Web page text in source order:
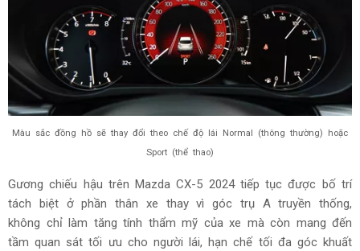
Màu sắc đồng hồ sẽ thay đổi theo chế độ lái Normal (thông thường) hoặc
Sport (thể thao)
Gương chiếu hậu trên Mazda CX-5 2024 tiếp tục được bố trí
tách biệt ở phần thân xe thay vì góc trụ A truyền thống,
không chỉ làm tăng tính thẩm mỹ của xe mà còn mang đến
tầm quan sát tối ưu cho người lái, hạn chế tối đa góc khuất